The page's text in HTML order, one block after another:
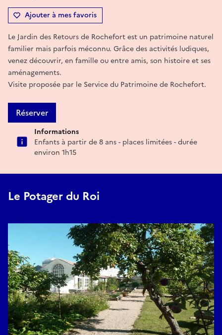
Ajouter à mes favoris
Le Jardin des Retours de Rochefort est un patrimoine naturel
familier mais parfois méconnu. Grâce des activités ludiques,
venez découvrir, en famille ou entre amis, son histoire et ses
aménagements.
Visite proposée par le Service du Patrimoine de Rochefort.
Réserver
Informations
Enfants à partir de 8 ans - places limitées - durée
environ 1h15
Le Potager du Roi